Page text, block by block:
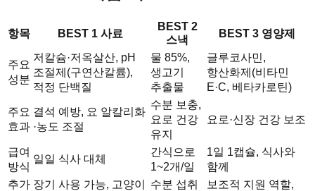
항목 BEST 1 사료
BEST 2
스낵
BEST 3 영양제
주요
성분
저칼슘·저옥살산, pH
조절제(구연산칼륨),
적정 단백질
물 85%,
생고기
추출물
글루코사민,
항산화제(비타민
E·C, 베타카로틴)
주요
효과
결석 예방, 요 알칼리화
·농도 조절
수분 보충,
요로 건강
유지
요로·신장 건강 보조
급여
방식
일일 식사 대체
간식으로
1~2개/일
1일 1캡슐, 식사와
함께
추가 장기 사용 가능, 고양이
수분 섭취
보조적 지원 역할,